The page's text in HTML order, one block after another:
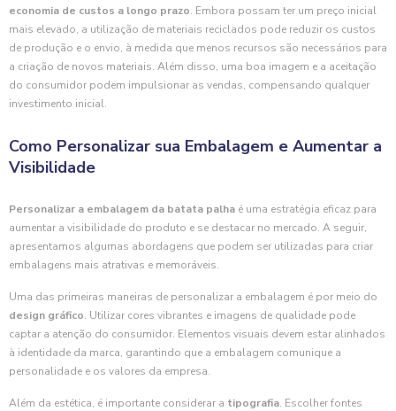
economia de custos a longo prazo. Embora possam ter um preço inicial
mais elevado, a utilização de materiais reciclados pode reduzir os custos
de produção e o envio, à medida que menos recursos são necessários para
a criação de novos materiais. Além disso, uma boa imagem e a aceitação
do consumidor podem impulsionar as vendas, compensando qualquer
investimento inicial.
Como Personalizar sua Embalagem e Aumentar a
Visibilidade
Personalizar a embalagem da batata palha é uma estratégia eficaz para
aumentar a visibilidade do produto e se destacar no mercado. A seguir,
apresentamos algumas abordagens que podem ser utilizadas para criar
embalagens mais atrativas e memoráveis.
Uma das primeiras maneiras de personalizar a embalagem é por meio do
design gráfico. Utilizar cores vibrantes e imagens de qualidade pode
captar a atenção do consumidor. Elementos visuais devem estar alinhados
à identidade da marca, garantindo que a embalagem comunique a
personalidade e os valores da empresa.
Além da estética, é importante considerar a tipografia. Escolher fontes